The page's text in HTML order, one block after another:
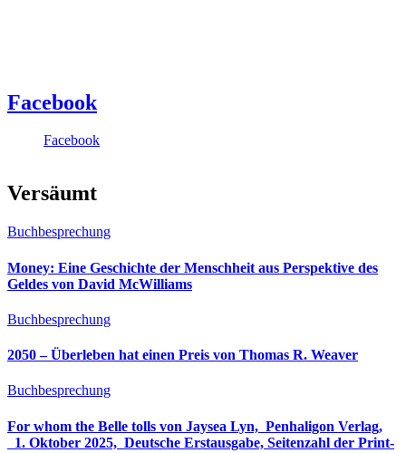
Facebook
Facebook
Versäumt
Buchbesprechung
Money: Eine Geschichte der Menschheit aus Perspektive des
Geldes von David McWilliams
Buchbesprechung
2050 – Überleben hat einen Preis von Thomas R. Weaver
Buchbesprechung
For whom the Belle tolls von Jaysea Lyn, ‎ Penhaligon Verlag,
‎ 1. Oktober 2025, ‎ Deutsche Erstausgabe, Seitenzahl der Print-